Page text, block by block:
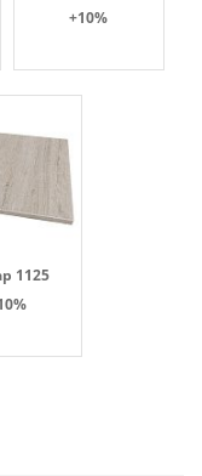
+10%
1125